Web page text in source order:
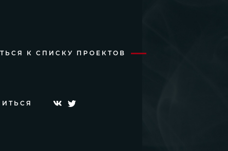
К СПИСКУ ПРОЕКТОВ